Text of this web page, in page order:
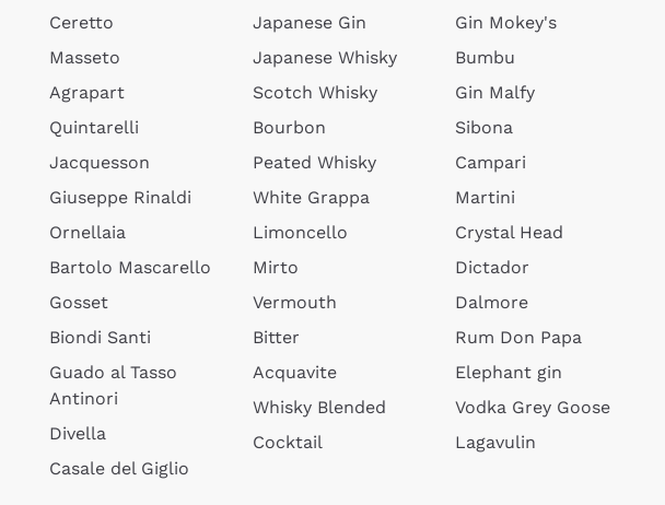
Ceretto
Masseto
Agrapart
Quintarelli
Jacquesson
Giuseppe Rinaldi
Ornellaia
Bartolo Mascarello
Gosset
Biondi Santi
Guado al Tasso
Antinori
Divella
Casale del Giglio
Japanese Gin
Japanese Whisky
Scotch Whisky
Bourbon
Peated Whisky
White Grappa
Limoncello
Mirto
Vermouth
Bitter
Acquavite
Whisky Blended
Cocktail
Gin Mokey's
Bumbu
Gin Malfy
Sibona
Campari
Martini
Crystal Head
Dictador
Dalmore
Rum Don Papa
Elephant gin
Vodka Grey Goose
Lagavulin